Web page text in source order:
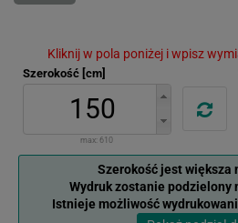
Kliknij w pola poniżej i wpisz
Szerokość [cm]
max: 610
Szerokość jest większa
Wydruk zostanie podzielony
Istnieje możliwość